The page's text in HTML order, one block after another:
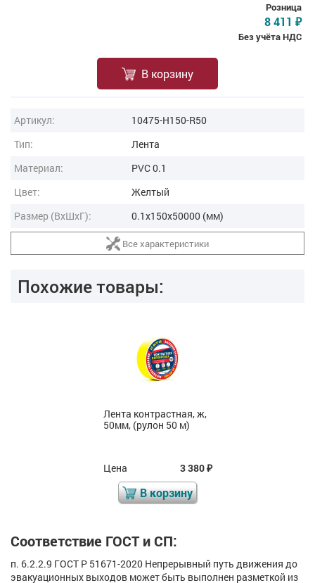
Розница
8 411 ₽
Без учёта НДС
В корзину
Артикул:
10475-H150-R50
Тип:
Лента
Материал:
PVC 0.1
Цвет:
Желтый
Размер (ВxШxГ):
0.1x150x50000 (мм)
Все характеристики
Похожие товары:
Лента контрастная, ж,
50мм, (рулон 50 м)
Цена 3 380₽
В корзину
Соответствие ГОСТ и СП:
п. 6.2.2.9 ГОСТ Р 51671-2020 Непрерывный путь движения до
эвакуационных выходов может быть выполнен разметкой из